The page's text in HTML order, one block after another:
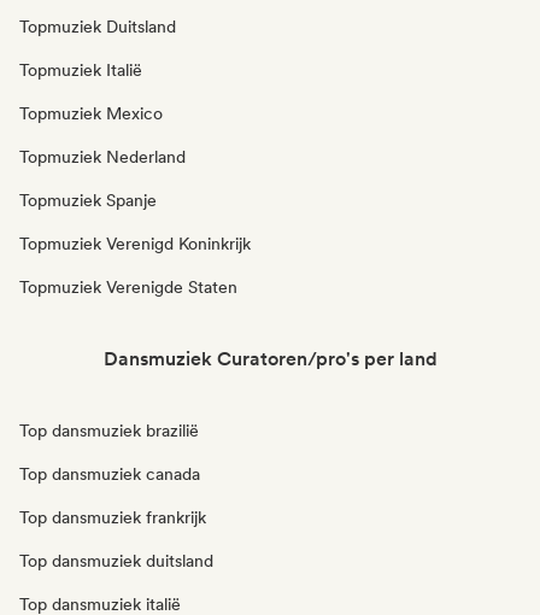
Topmuziek Duitsland
Topmuziek Italië
Topmuziek Mexico
Topmuziek Nederland
Topmuziek Spanje
Topmuziek Verenigd Koninkrijk
Topmuziek Verenigde Staten
Dansmuziek Curatoren/pro's per land
Top dansmuziek brazilië
Top dansmuziek canada
Top dansmuziek frankrijk
Top dansmuziek duitsland
Top dansmuziek italië